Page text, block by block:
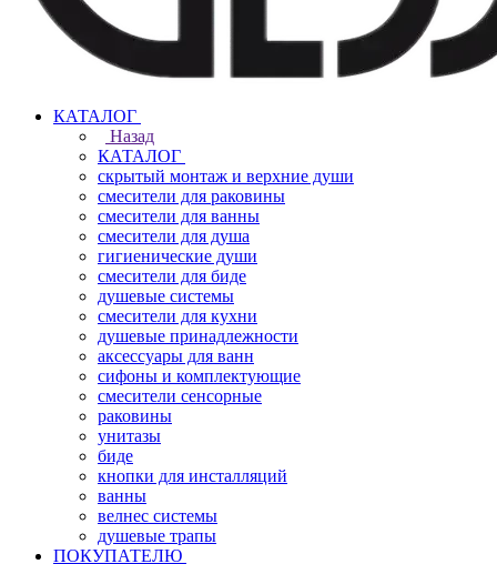
КАТАЛОГ
Назад
КАТАЛОГ
скрытый монтаж и верхние души
смесители для раковины
смесители для ванны
смесители для душа
гигиенические души
смесители для биде
душевые системы
смесители для кухни
душевые принадлежности
аксессуары для ванн
сифоны и комплектующие
смесители сенсорные
раковины
унитазы
биде
кнопки для инсталляций
ванны
велнес системы
душевые трапы
ПОКУПАТЕЛЮ